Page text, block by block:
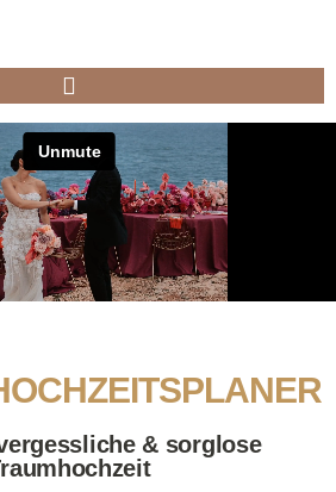
& sorglose